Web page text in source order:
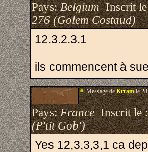
Pays:BelgiumInscrit
276 (Golem Costaud)
12.3.2.3.1
ils commencent à
#.Message deKrramle
Pays:FranceInscrit le
(P'tit Gob')
Yes 12,3,3,3,1 ca